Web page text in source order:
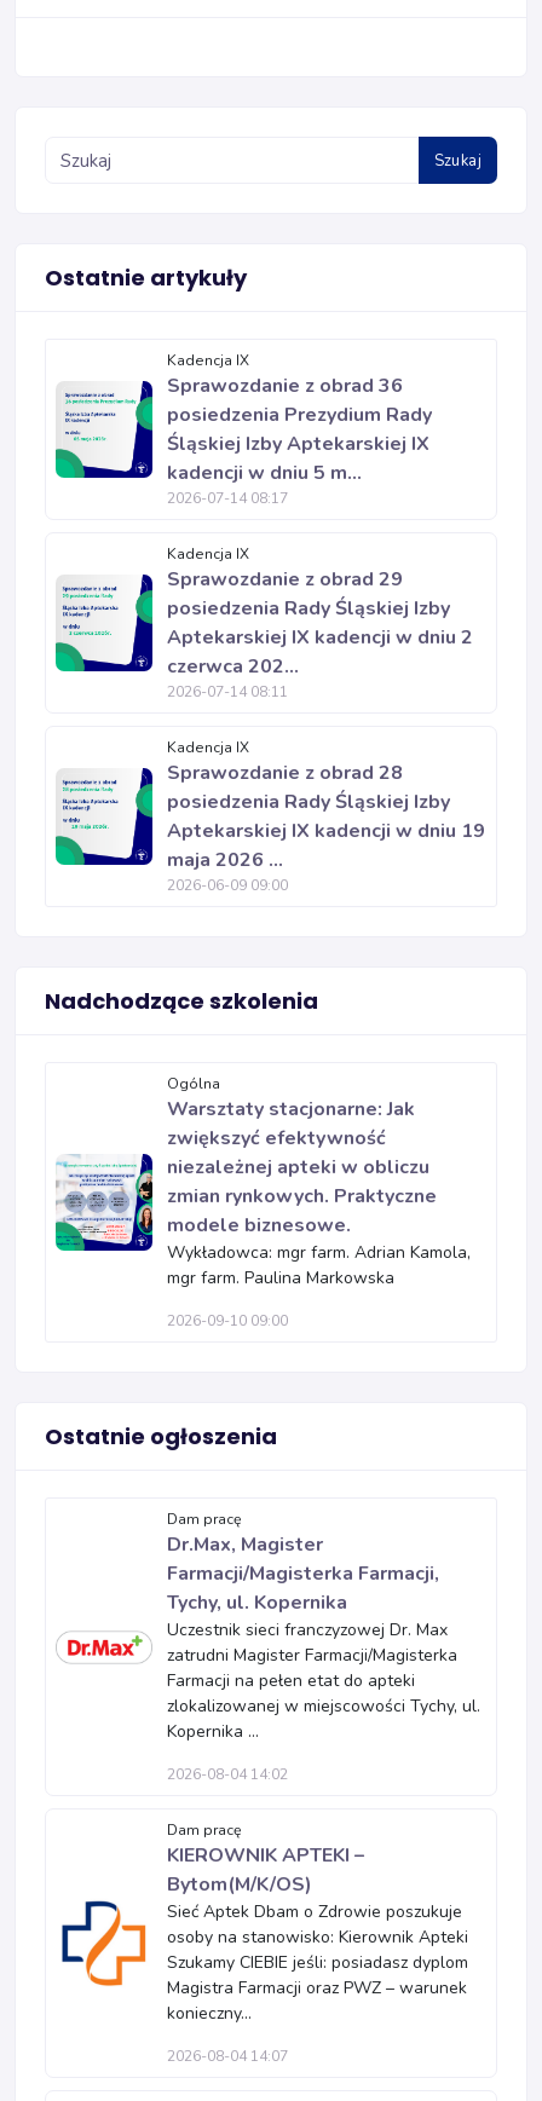
Szukaj
Ostatnie artykuły
Kadencja IX
Sprawozdanie z obrad 36
posiedzenia Prezydium Rady
Śląskiej Izby Aptekarskiej IX
kadencji w dniu 5 m...
2026-07-14 08:17
Kadencja IX
Sprawozdanie z obrad 29
posiedzenia Rady Śląskiej Izby
Aptekarskiej IX kadencji w dniu 2
czerwca 202...
2026-07-14 08:11
Kadencja IX
Sprawozdanie z obrad 28
posiedzenia Rady Śląskiej Izby
Aptekarskiej IX kadencji w dniu 19
maja 2026 ...
2026-06-09 09:00
Nadchodzące szkolenia
Ogólna
Warsztaty stacjonarne: Jak
zwiększyć efektywność
niezależnej apteki w obliczu
zmian rynkowych. Praktyczne
modele biznesowe.
Wykładowca: mgr farm. Adrian Kamola,
mgr farm. Paulina Markowska
2026-09-10 09:00
Ostatnie ogłoszenia
Dam pracę
Dr.Max, Magister
Farmacji/Magisterka Farmacji,
Tychy, ul. Kopernika
Uczestnik sieci franczyzowej Dr. Max
zatrudni Magister Farmacji/Magisterka
Farmacji na pełen etat do apteki
zlokalizowanej w miejscowości Tychy, ul.
Kopernika ...
2026-08-04 14:02
Dam pracę
KIEROWNIK APTEKI –
Bytom(M/K/OS)
Sieć Aptek Dbam o Zdrowie poszukuje
osoby na stanowisko: Kierownik Apteki
Szukamy CIEBIE jeśli: posiadasz dyplom
Magistra Farmacji oraz PWZ – warunek
konieczny...
2026-08-04 14:07